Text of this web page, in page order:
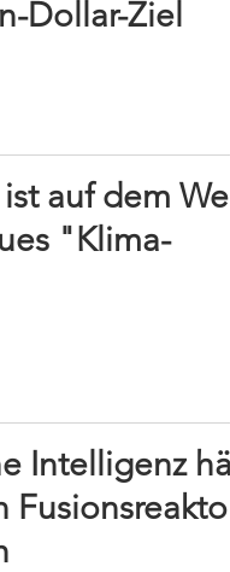
Dollar-Ziel
auf dem Weg
"Klima-
Intelligenz
Fusionsreaktor